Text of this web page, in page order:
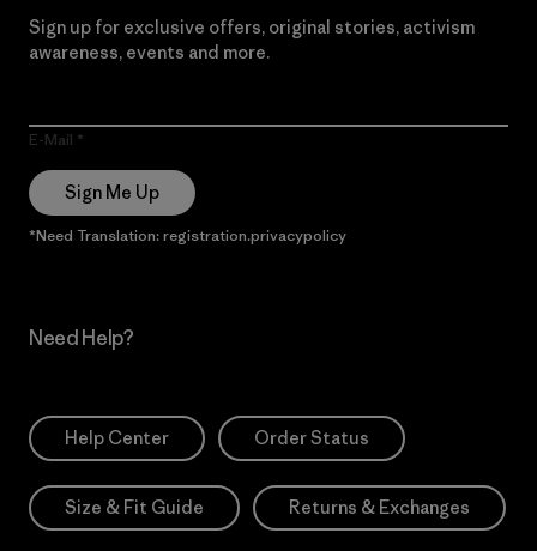
Sign up for exclusive offers, original stories, activism
awareness, events and more.
E-Mail
Sign Me Up
*Need Translation: registration.privacypolicy
Need Help?
Help Center Order Status
Size & Fit Guide Returns & Exchanges